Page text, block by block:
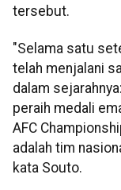
tersebut.
"Selama satu
telah menjalani
dalam
peraih medali
AFC
adalah tim
kata Souto.